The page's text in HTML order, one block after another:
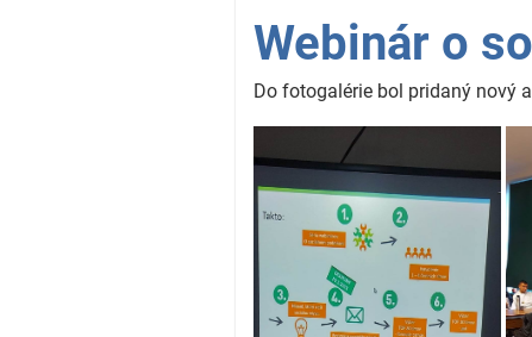
Webinár o
Do fotogalérie bol pridaný nový